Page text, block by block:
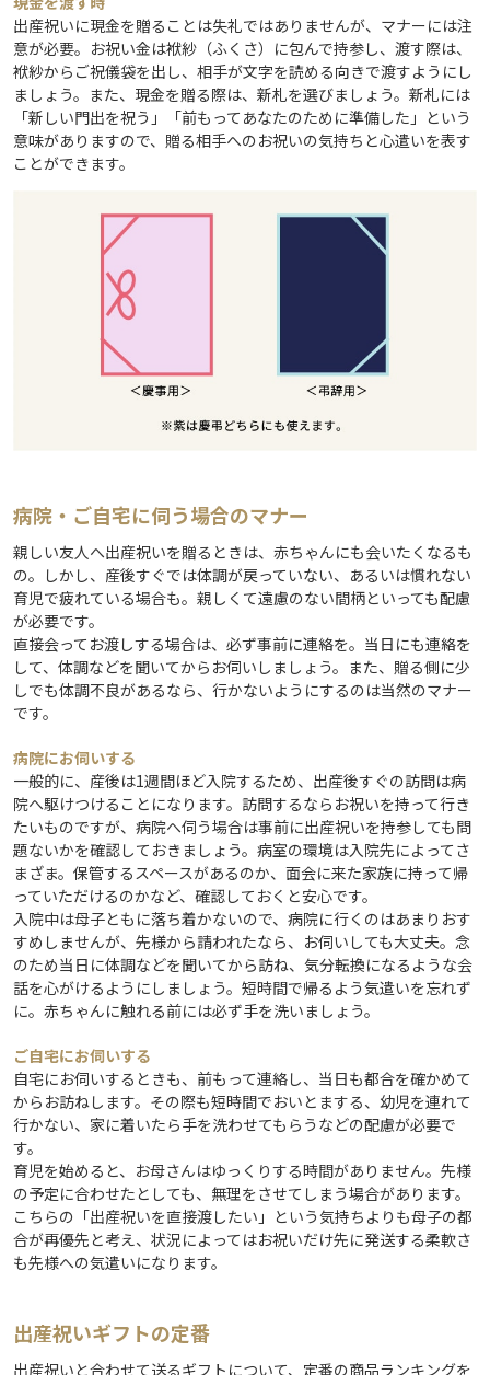
出産祝いに現金を贈ることは失礼ではありませんが、マナーには注
意が必要。お祝い金は袱紗（ふくさ）に包んで持参し、渡す際は、
袱紗からご祝儀袋を出し、相手が文字を読める向きで渡すようにし
ましょう。また、現金を贈る際は、新札を選びましょう。新札には
「新しい門出を祝う」「前もってあなたのために準備した」という
意味がありますので、贈る相手へのお祝いの気持ちと心遣いを表す
ことができます。
病院・ご自宅に伺う場合のマナー
親しい友人へ出産祝いを贈るときは、赤ちゃんにも会いたくなるも
の。しかし、産後すぐでは体調が戻っていない、あるいは慣れない
育児で疲れている場合も。親しくて遠慮のない間柄といっても配慮
が必要です。
直接会ってお渡しする場合は、必ず事前に連絡を。当日にも連絡を
して、体調などを聞いてからお伺いしましょう。また、贈る側に少
しでも体調不良があるなら、行かないようにするのは当然のマナー
です。
病院にお伺いする
一般的に、産後は1週間ほど入院するため、出産後すぐの訪問は病
院へ駆けつけることになります。訪問するならお祝いを持って行き
たいものですが、病院へ伺う場合は事前に出産祝いを持参しても問
題ないかを確認しておきましょう。病室の環境は入院先によってさ
まざま。保管するスペースがあるのか、面会に来た家族に持って帰
っていただけるのかなど、確認しておくと安心です。
入院中は母子ともに落ち着かないので、病院に行くのはあまりおす
すめしませんが、先様から請われたなら、お伺いしても大丈夫。念
のため当日に体調などを聞いてから訪ね、気分転換になるような会
話を心がけるようにしましょう。短時間で帰るよう気遣いを忘れず
に。赤ちゃんに触れる前には必ず手を洗いましょう。
ご自宅にお伺いする
自宅にお伺いするときも、前もって連絡し、当日も都合を確かめて
からお訪ねします。その際も短時間でおいとまする、幼児を連れて
行かない、家に着いたら手を洗わせてもらうなどの配慮が必要で
す。
育児を始めると、お母さんはゆっくりする時間がありません。先様
の予定に合わせたとしても、無理をさせてしまう場合があります。
こちらの「出産祝いを直接渡したい」という気持ちよりも母子の都
合が再優先と考え、状況によってはお祝いだけ先に発送する柔軟さ
も先様への気遣いになります。
出産祝いギフトの定番
出産祝いと合わせて送るギフトについて、定番の商品ランキングを